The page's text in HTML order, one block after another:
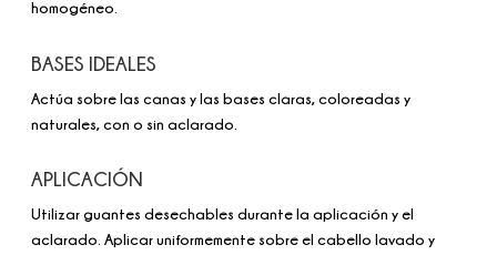
homogéneo.
BASES IDEALES
Actúa sobre las canas y las bases claras, coloreadas y
naturales, con o sin aclarado.
APLICACIÓN
Utilizar guantes desechables durante la aplicación y el
aclarado. Aplicar uniformemente sobre el cabello lavado y